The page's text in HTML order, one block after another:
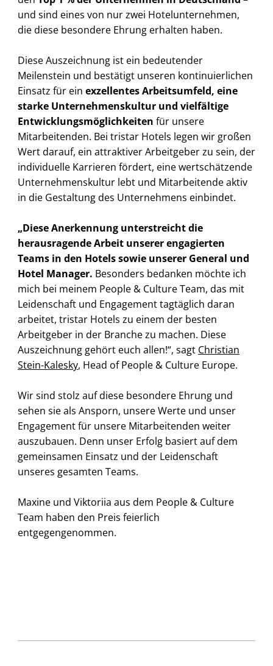
und sind eines von nur zwei Hotelunternehmen,
die diese besondere Ehrung erhalten haben.
Diese Auszeichnung ist ein bedeutender
Meilenstein und bestätigt unseren kontinuierlichen
Einsatz für ein exzellentes Arbeitsumfeld, eine
starke Unternehmenskultur und vielfältige
Entwicklungsmöglichkeiten für unsere
Mitarbeitenden. Bei tristar Hotels legen wir großen
Wert darauf, ein attraktiver Arbeitgeber zu sein, der
individuelle Karrieren fördert, eine wertschätzende
Unternehmenskultur lebt und Mitarbeitende aktiv
in die Gestaltung des Unternehmens einbindet.
„Diese Anerkennung unterstreicht die
herausragende Arbeit unserer engagierten
Teams in den Hotels sowie unserer General und
Hotel Manager. Besonders bedanken möchte ich
mich bei meinem People & Culture Team, das mit
Leidenschaft und Engagement tagtäglich daran
arbeitet, tristar Hotels zu einem der besten
Arbeitgeber in der Branche zu machen. Diese
Auszeichnung gehört euch allen!“, sagt Christian
Stein-Kalesky, Head of People & Culture Europe.
Wir sind stolz auf diese besondere Ehrung und
sehen sie als Ansporn, unsere Werte und unser
Engagement für unsere Mitarbeitenden weiter
auszubauen. Denn unser Erfolg basiert auf dem
gemeinsamen Einsatz und der Leidenschaft
unseres gesamten Teams.
Maxine und Viktoriia aus dem People & Culture
Team haben den Preis feierlich
entgegengenommen.